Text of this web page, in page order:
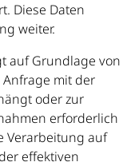
Diese Daten
weiter.
auf Grundlage von
Anfrage mit der
oder zur
erforderlich
Verarbeitung auf
effektiven